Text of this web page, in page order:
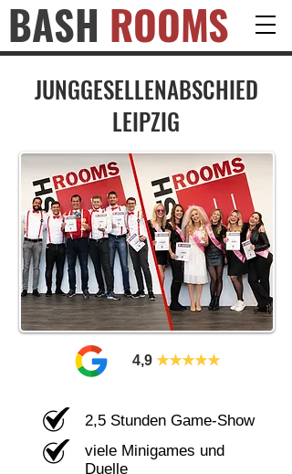
BASH ROOMS
JUNGGESELLENABSCHIED
LEIPZIG
4,9 ★★★★★
2,5 Stunden Game-Show
viele Minigames und
Duelle